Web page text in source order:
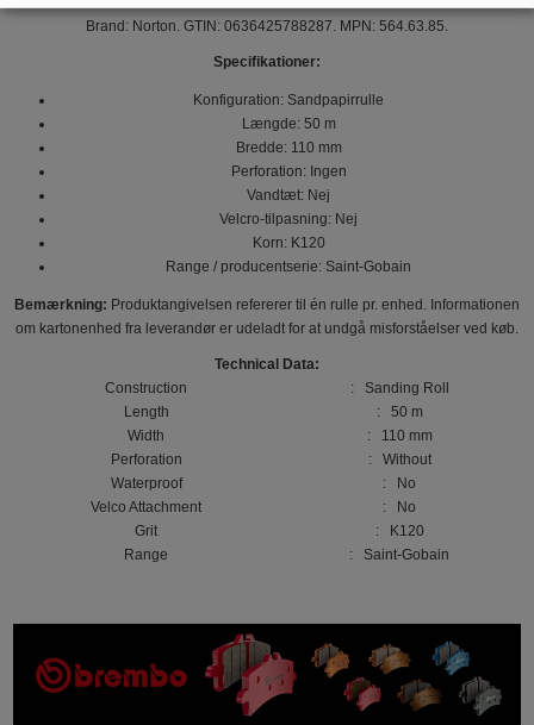
Brand: Norton. GTIN: 0636425788287. MPN: 564.63.85.
Specifikationer:
Konfiguration: Sandpapirrulle
Længde: 50 m
Bredde: 110 mm
Perforation: Ingen
Vandtæt: Nej
Velcro-tilpasning: Nej
Korn: K120
Range / producentserie: Saint-Gobain
Bemærkning: Produktangivelsen refererer til én rulle pr. enhed. Informationen
om kartonenhed fra leverandør er udeladt for at undgå misforståelser ved køb.
Technical Data:
Construction
: Sanding Roll
Length
: 50 m
Width
: 110 mm
Perforation
: Without
Waterproof
: No
Velco Attachment
: No
Grit
: K120
Range
: Saint-Gobain